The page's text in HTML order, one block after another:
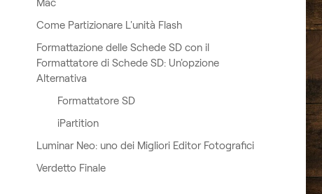
Come Partizionare L'unità Flash
Formattazione delle Schede SD con il
Formattatore di Schede SD: Un'opzione
Alternativa
Formattatore SD
iPartition
Luminar Neo: uno dei Migliori Editor Fotografici
Verdetto Finale